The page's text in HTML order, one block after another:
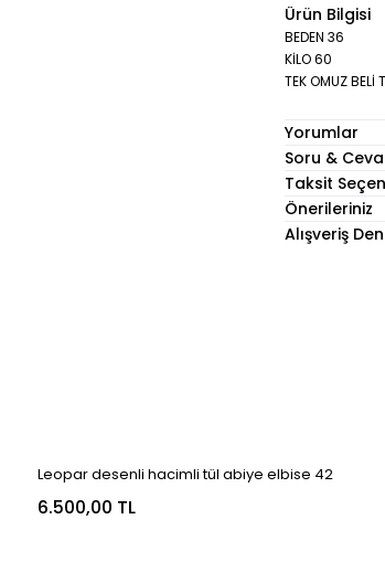
Ürün Bilgisi
BEDEN 36
KİLO 60
TEK OMUZ BELİ
Yorumlar
Soru &
Taksit
Önerileriniz
Alışveriş
Leopar desenli hacimli tül abiye elbise 42
6.500,00 TL